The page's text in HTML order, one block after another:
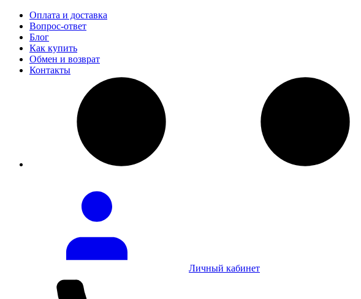
Оплата и доставка
Вопрос-ответ
Блог
Как купить
Обмен и возврат
Контакты
Личный кабинет